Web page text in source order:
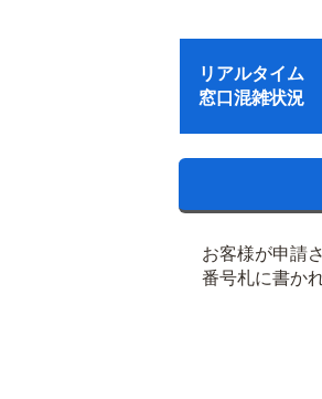
リアルタイム
窓口混雑状況
お客様が申請
番号札に書か